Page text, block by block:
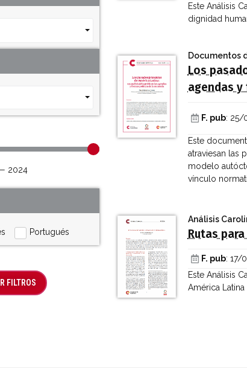
2024
Portugués
FILTROS
Este Análisis
dignidad
Documentos
Los
agendas
F. pub: 25/
Este
atraviesan las
modelo
vínculo
Análisis
Rutas
F. pub: 17/
Este Análisis
América Latina